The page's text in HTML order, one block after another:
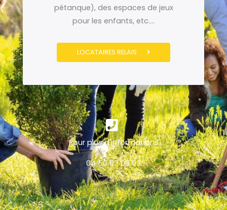
pétanque), des espaces de jeux
pour les enfants, etc….
LOCATAIRES RELAIS
Pour plus d'informations
04 50 83 03 03